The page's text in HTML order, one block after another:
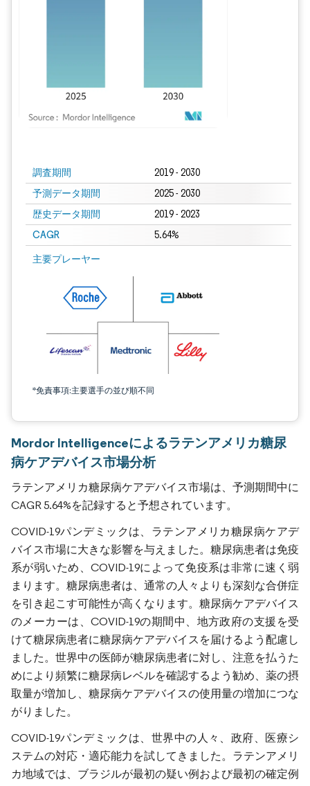
調査期間 2019 - 2030
予測データ期間 2025 - 2030
歴史データ期間 2019 - 2023
CAGR 5.64%
主要プレーヤー
*免責事項:主要選手の並び順不同
Mordor Intelligenceによるラテンアメリカ糖尿
病ケアデバイス市場分析
ラテンアメリカ糖尿病ケアデバイス市場は、予測期間中に
CAGR 5.64%を記録すると予想されています。
COVID-19パンデミックは、ラテンアメリカ糖尿病ケアデ
バイス市場に大きな影響を与えました。糖尿病患者は免疫
系が弱いため、COVID-19によって免疫系は非常に速く弱
まります。糖尿病患者は、通常の人々よりも深刻な合併症
を引き起こす可能性が高くなります。糖尿病ケアデバイス
のメーカーは、COVID-19の期間中、地方政府の支援を受
けて糖尿病患者に糖尿病ケアデバイスを届けるよう配慮し
ました。世界中の医師が糖尿病患者に対し、注意を払うた
めにより頻繁に糖尿病レベルを確認するよう勧め、薬の摂
取量が増加し、糖尿病ケアデバイスの使用量の増加につな
がりました。
COVID-19パンデミックは、世界中の人々、政府、医療シ
ステムの対応・適応能力を試してきました。ラテンアメリ
カ地域では、ブラジルが最初の疑い例および最初の確定例